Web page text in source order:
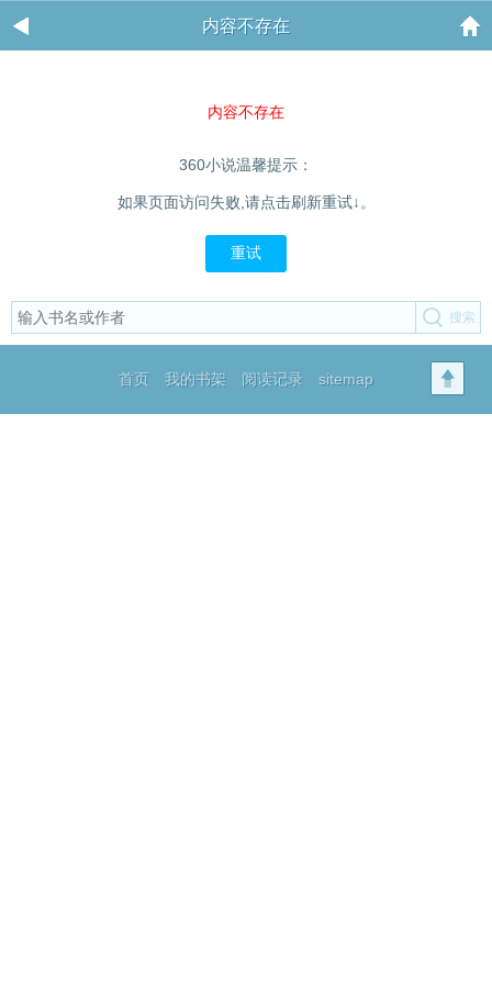
内容不存在
内容不存在
360小说温馨提示：
如果页面访问失败,请点击刷新重试↓。
重试
首页 我的书架 阅读记录 sitemap